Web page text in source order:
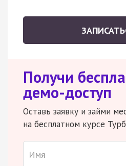
Получи
демо-доступ
Оставь заявку и займи
на бесплатном курсе